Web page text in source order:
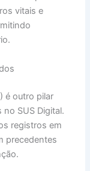
vitais e
é outro pilar
SUS Digital.
registros em
precedentes